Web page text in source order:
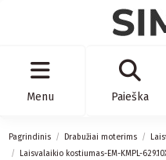
Menu Paieška
Pagrindinis Drabužiai moterims
Laisvalaikio kostiumas-EM-KMPL-